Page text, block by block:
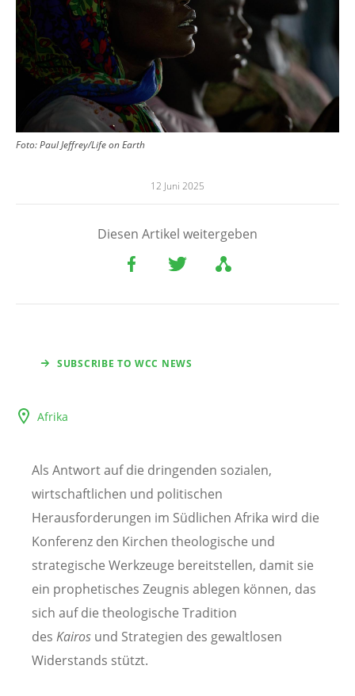
Foto:Paul Jeffrey/Life on Earth
12 Juni 2025
Diesen Artikel weitergeben
SUBSCRIBE TO WCC NEWS
Afrika
Als Antwort auf die dringenden sozialen,
wirtschaftlichen und politischen
Herausforderungen im Südlichen Afrika wird die
Konferenz den Kirchen theologische und
strategische Werkzeuge bereitstellen, damit sie
ein prophetisches Zeugnis ablegen können, das
sich auf die theologische Tradition
des Kairos und Strategien des gewaltlosen
Widerstands stützt.